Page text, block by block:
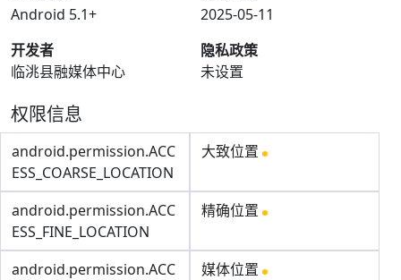
Android 5.1+
2025-05-11
开发者
临洮县融媒体中心
隐私政策
未设置
权限信息
android.permission.ACC
ESS_COARSE_LOCATION
大致位置
android.permission.ACC
ESS_FINE_LOCATION
精确位置
android.permission.ACC
媒体位置